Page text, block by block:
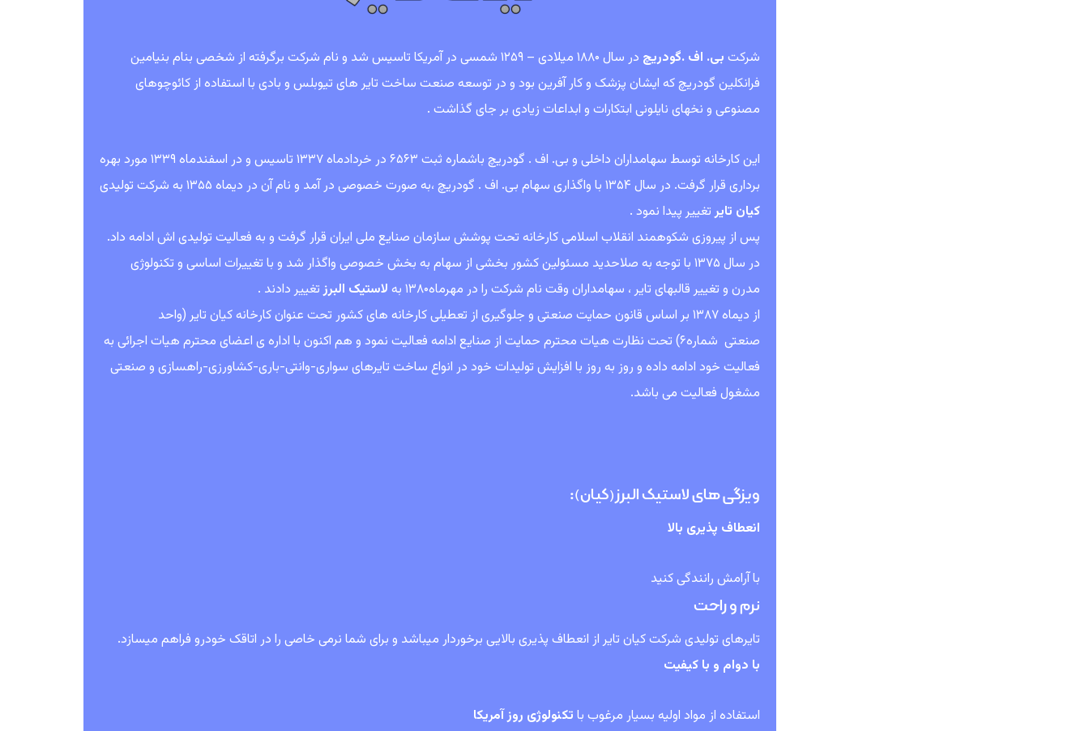
شرکت بی. اف .گودریچ
در سال ۱۸۸۰ میلادی – ۱۲۵۹ شمسی در آمریکا تاسیس شد و نام شرکت برگرفته از شخصی بنام بنیامین
فرانکلین گودریچ که ایشان پزشک و کار آفرین بود و در توسعه صنعت ساخت تایر های تیوبلس و بادی با استفاده از کائوچوهای
مصنوعی و نخهای نایلونی ابتکارات و ابداعات زیادی بر جای گذاشت .
این کارخانه توسط سهامداران داخلی و بی. اف . گودریچ باشماره ثبت ۶۵۶۳ در خردادماه ۱۳۳۷ تاسیس و در اسفندماه ۱۳۳۹ مورد بهره
برداری قرار گرفت. در سال ۱۳۵۴ با واگذاری سهام بی. اف . گودریچ ،به صورت خصوصی در آمد و نام آن در دیماه ۱۳۵۵ به شرکت تولیدی
کیان تایرتغییر پیدا نمود .
پس از پیروزی شکوهمند انقلاب اسلامی کارخانه تحت پوشش سازمان صنایع ملی ایران قرار گرفت و به فعالیت تولیدی اش ادامه داد.
در سال ۱۳۷۵ با توجه به صلاحدید مسئولین کشور بخشی از سهام به بخش خصوصی واگذار شد و با تغییرات اساسی و تکنولوژی
مدرن و تغییر قالبهای تایر ، سهامداران وقت نام شرکت را در مهرماه۱۳۸۰ به
لاستیک البرزتغییر دادند .
از دیماه ۱۳۸۷ بر اساس قانون حمایت صنعتی و جلوگیری از تعطیلی کارخانه های کشور تحت عنوان کارخانه کیان تایر (واحد
صنعتی شماره۶) تحت نظارت هیات محترم حمایت از صنایع ادامه فعالیت نمود و هم اکنون با اداره ی اعضای محترم هیات اجرائی به
فعالیت خود ادامه داده و روز به روز با افزایش تولیدات خود در انواع ساخت تایرهای سواری-وانتی-باری-کشاورزی-راهسازی و صنعتی
مشغول فعالیت می باشد.
ویزگی های لاستیک البرز(کیان):
انعطاف پذیری بالا
با آرامش رانندگی کنید
نرم و راحت
تایرهای تولیدی شرکت کیان تایر از انعطاف پذیری بالایی برخوردار میباشد و برای شما نرمی خاصی را در اتاقک خودرو فراهم میسازد.
با دوام و با کیفیت
استفاده از مواد اولیه بسیار مرغوب با تکنولوژی روز آمریکا